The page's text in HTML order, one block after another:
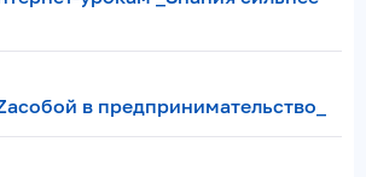
в предпринимательство_